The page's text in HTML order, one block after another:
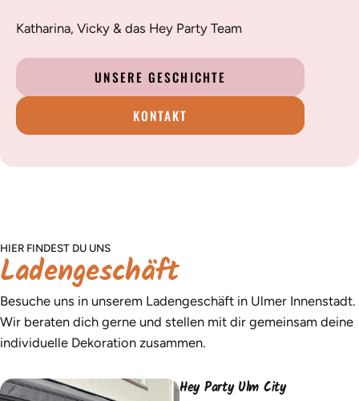
Katharina, Vicky & das Hey Party Team
UNSERE GESCHICHTE
KONTAKT
HIER FINDEST DU UNS
Ladengeschäft
Besuche uns in unserem Ladengeschäft in Ulmer Innenstadt.
Wir beraten dich gerne und stellen mit dir gemeinsam deine
individuelle Dekoration zusammen.
Hey Party Ulm City